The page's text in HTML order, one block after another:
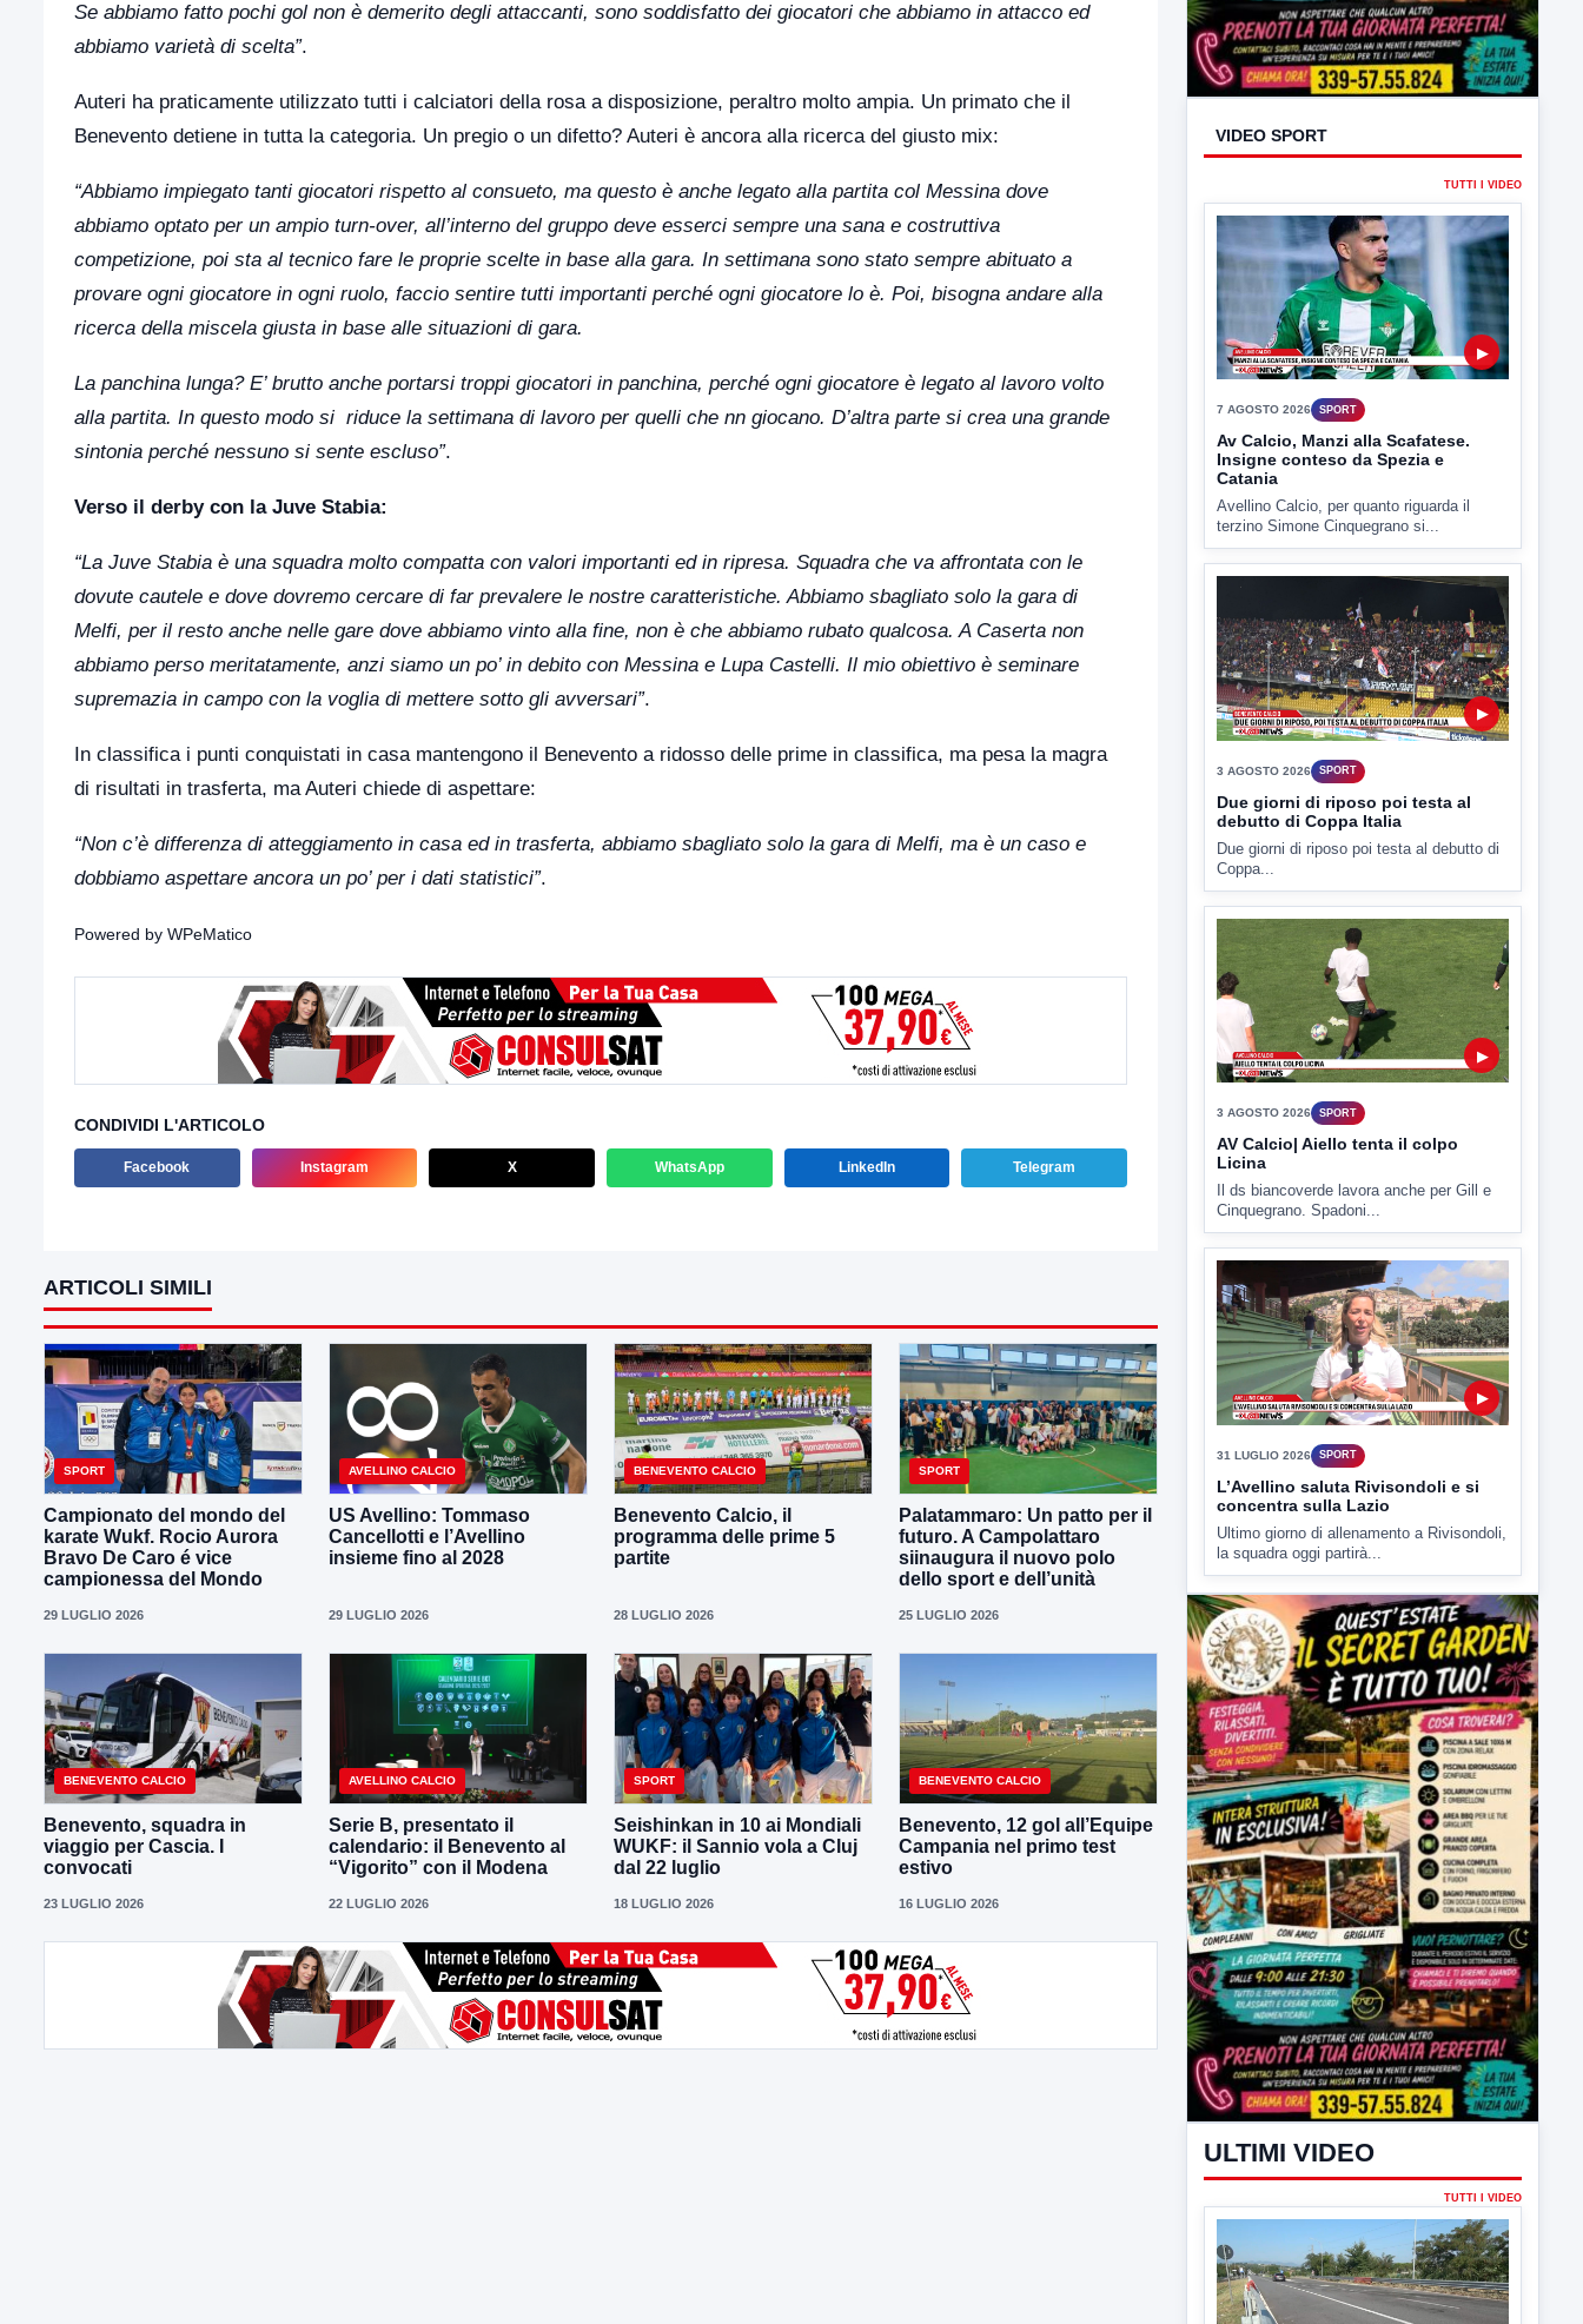
Se abbiamo fatto pochi gol non è demerito degli attaccanti, sono soddisfatto dei giocatori che abbiamo in attacco ed
abbiamo varietà di scelta”.
Auteri ha praticamente utilizzato tutti i calciatori della rosa a disposizione, peraltro molto ampia. Un primato che il
Benevento detiene in tutta la categoria. Un pregio o un difetto? Auteri è ancora alla ricerca del giusto mix:
“Abbiamo impiegato tanti giocatori rispetto al consueto, ma questo è anche legato alla partita col Messina dove
abbiamo optato per un ampio turn-over, all’interno del gruppo deve esserci sempre una sana e costruttiva
competizione, poi sta al tecnico fare le proprie scelte in base alla gara. In settimana sono stato sempre abituato a
provare ogni giocatore in ogni ruolo, faccio sentire tutti importanti perché ogni giocatore lo è. Poi, bisogna andare alla
ricerca della miscela giusta in base alle situazioni di gara.
La panchina lunga? E’ brutto anche portarsi troppi giocatori in panchina, perché ogni giocatore è legato al lavoro volto
alla partita. In questo modo si riduce la settimana di lavoro per quelli che nn giocano. D’altra parte si crea una grande
sintonia perché nessuno si sente escluso”.
Verso il derby con la Juve Stabia:
“La Juve Stabia è una squadra molto compatta con valori importanti ed in ripresa. Squadra che va affrontata con le
dovute cautele e dove dovremo cercare di far prevalere le nostre caratteristiche. Abbiamo sbagliato solo la gara di
Melfi, per il resto anche nelle gare dove abbiamo vinto alla fine, non è che abbiamo rubato qualcosa. A Caserta non
abbiamo perso meritatamente, anzi siamo un po’ in debito con Messina e Lupa Castelli. Il mio obiettivo è seminare
supremazia in campo con la voglia di mettere sotto gli avversari”.
In classifica i punti conquistati in casa mantengono il Benevento a ridosso delle prime in classifica, ma pesa la magra
di risultati in trasferta, ma Auteri chiede di aspettare:
“Non c’è differenza di atteggiamento in casa ed in trasferta, abbiamo sbagliato solo la gara di Melfi, ma è un caso e
dobbiamo aspettare ancora un po’ per i dati statistici”.
Powered by WPeMatico
CONDIVIDI L'ARTICOLO
Facebook Instagram X WhatsApp LinkedIn Telegram
ARTICOLI SIMILI
SPORT
Campionato del mondo del
karate Wukf. Rocio Aurora
Bravo De Caro é vice
campionessa del Mondo
29 LUGLIO 2026
AVELLINO CALCIO
US Avellino: Tommaso
Cancellotti e l’Avellino
insieme fino al 2028
29 LUGLIO 2026
BENEVENTO CALCIO
Benevento Calcio, il
programma delle prime 5
partite
28 LUGLIO 2026
SPORT
Palatammaro: Un patto per il
futuro. A Campolattaro
siinaugura il nuovo polo
dello sport e dell’unità
25 LUGLIO 2026
BENEVENTO CALCIO
Benevento, squadra in
viaggio per Cascia. I
convocati
23 LUGLIO 2026
AVELLINO CALCIO
Serie B, presentato il
calendario: il Benevento al
“Vigorito” con il Modena
22 LUGLIO 2026
SPORT
Seishinkan in 10 ai Mondiali
WUKF: il Sannio vola a Cluj
dal 22 luglio
18 LUGLIO 2026
BENEVENTO CALCIO
Benevento, 12 gol all’Equipe
Campania nel primo test
estivo
16 LUGLIO 2026
VIDEO SPORT
TUTTI I VIDEO
▶
7 AGOSTO 2026 SPORT
Av Calcio, Manzi alla Scafatese.
Insigne conteso da Spezia e
Avellino Calcio, per quanto riguarda il
terzino Simone Cinquegrano si...
▶
3 AGOSTO 2026 SPORT
Due giorni di riposo poi testa al
debutto di Coppa Italia
Due giorni di riposo poi testa al debutto di
Coppa...
▶
3 AGOSTO 2026 SPORT
AV Calcio| Aiello tenta il colpo
Licina
Il ds biancoverde lavora anche per Gill e
Cinquegrano. Spadoni...
▶
31 LUGLIO 2026 SPORT
L’Avellino saluta Rivisondoli e si
concentra sulla Lazio
Ultimo giorno di allenamento a Rivisondoli,
la squadra oggi partirà...
ULTIMI VIDEO